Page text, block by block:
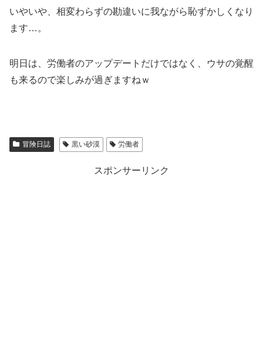
いやいや、相変わらずの勘違いに我ながら恥ずかしくなり
ます…。
明日は、労働者のアップデートだけではなく、ウサの覚醒
も来るので楽しみが過ぎますねｗ
冒険日誌 黒い砂漠 労働者
スポンサーリンク